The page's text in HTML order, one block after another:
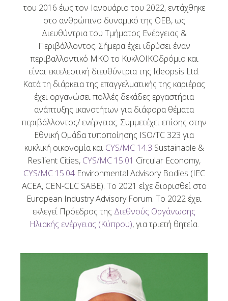
του 2016 έως τον Ιανουάριο του 2022, εντάχθηκε
στο ανθρώπινο δυναμικό της ΟΕΒ, ως
Διευθύντρια του Τμήματος Ενέργειας &
Περιβάλλοντος. Σήμερα έχει ιδρύσει έναν
περιβαλλοντικό ΜΚΟ το ΚυκλΟΙΚΟδρόμιο και
είναι εκτελεστική διευθύντρια της Ideopsis Ltd.
Κατά τη διάρκεια της επαγγελματικής της καριέρας
έχει οργανώσει πολλές δεκάδες εργαστήρια
ανάπτυξης ικανοτήτων για διάφορα θέματα
περιβάλλοντος/ ενέργειας. Συμμετέχει επίσης στην
Εθνική Ομάδα τυποποίησης ISO/TC 323 για
κυκλική οικονομία και CYS/MC 14.3 Sustainable &
Resilient Cities, CYS/MC 15.01 Circular Economy,
CYS/MC 15.04Environmental Advisory Bodies (IEC
ACEA, CEN-CLC SABE). To 2021 είχε διορισθεί στο
European Industry Advisory Forum. Το 2022 έχει
εκλεγεί Πρόεδρος της Διεθνούς Οργάνωσης
Ηλιακής ενέργειας (Κύπρου), για τριετή θητεία.